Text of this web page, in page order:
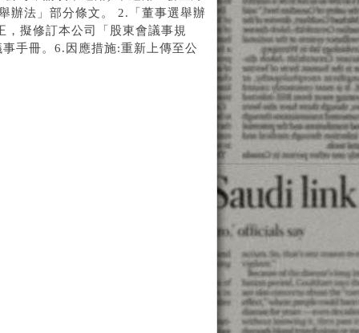
辦法」部分條文。 2.「董事選舉辦
擬修訂本公司「股東會議事規
手冊。6.因應措施:重新上傳至公